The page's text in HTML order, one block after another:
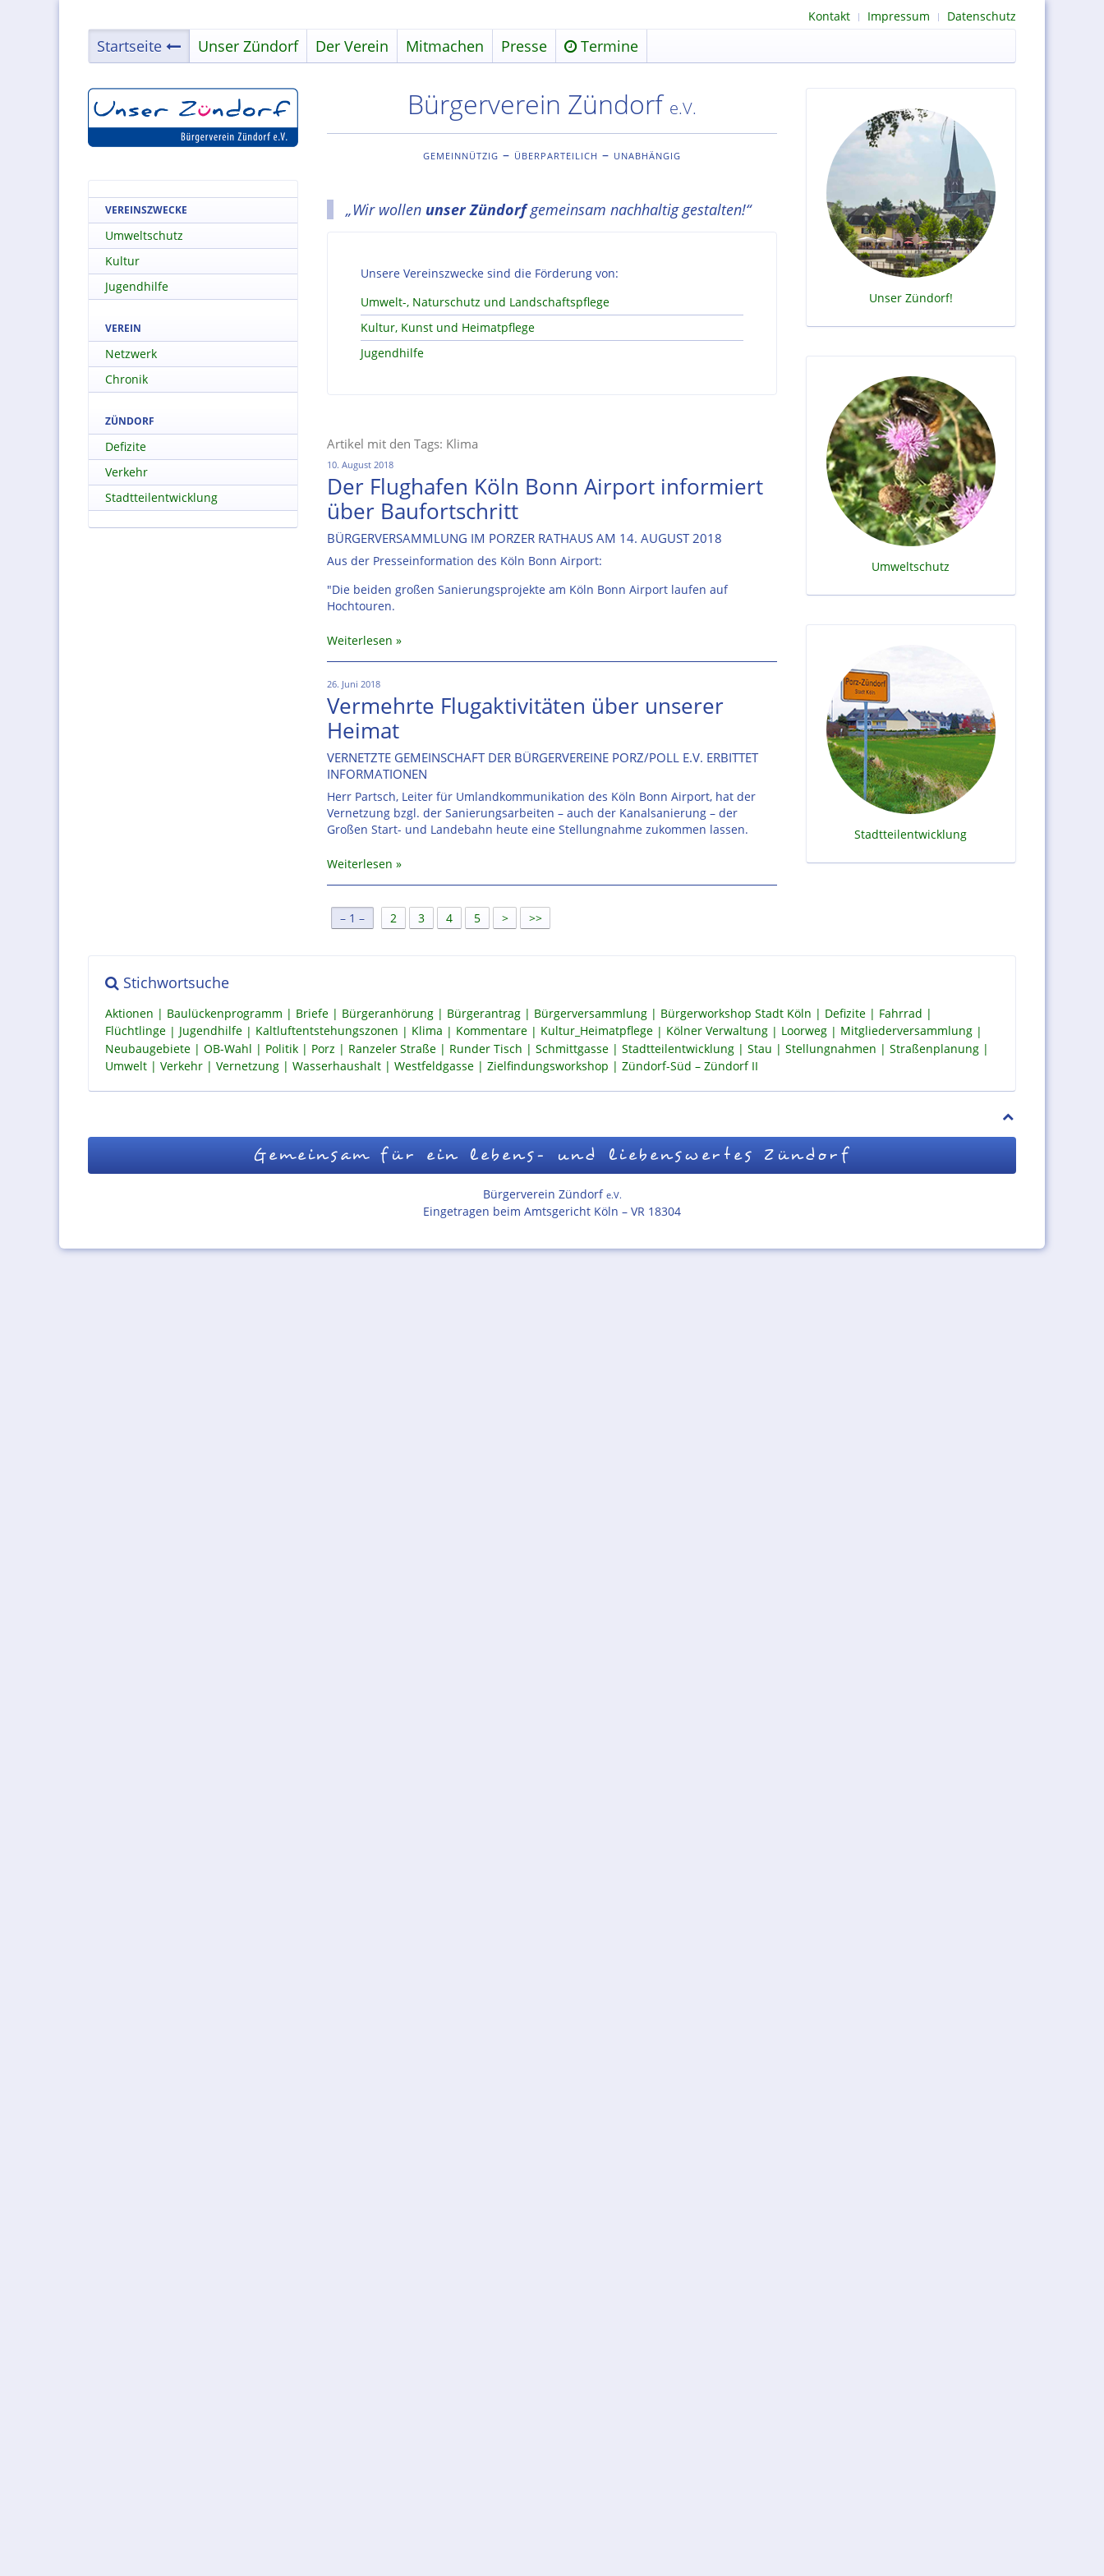
Kontakt Impressum Datenschutz
Startseite Unser Zündorf Der Verein Mitmachen Presse Termine
Bürgerverein Zündorf e.V.
gemeinnützig – überparteilich – unabhängig
„Wir wollen unser Zündorfgemeinsam nachhaltig gestalten!“
Unsere Vereinszwecke sind die Förderung von:
Umwelt-, Naturschutz und Landschaftspflege
Kultur, Kunst und Heimatpflege
Jugendhilfe
Artikel mit den Tags: Klima
10. August 2018
Der Flughafen Köln Bonn Airport informiert
über Baufortschritt
BÜRGERVERSAMMLUNG IM PORZER RATHAUS AM 14. AUGUST 2018
Aus der Presseinformation des Köln Bonn Airport:
"Die beiden großen Sanierungsprojekte am Köln Bonn Airport laufen auf
Hochtouren.
Weiterlesen
26. Juni 2018
Vermehrte Flugaktivitäten über unserer
Heimat
VERNETZTE GEMEINSCHAFT DER BÜRGERVEREINE PORZ/POLL E.V. ERBITTET
INFORMATIONEN
Herr Partsch, Leiter für Umlandkommunikation des Köln Bonn Airport, hat der
Vernetzung bzgl. der Sanierungsarbeiten – auch der Kanalsanierung – der
Großen Start- und Landebahn heute eine Stellungnahme zukommen lassen.
Weiterlesen
1 2 3 4 5 > >>
VEREINSZWECKE
Umweltschutz
Kultur
Jugendhilfe
VEREIN
Netzwerk
Chronik
ZÜNDORF
Defizite
Verkehr
Stadtteilentwicklung
Unser Zündorf!
Umweltschutz
Stadtteilentwicklung
Stichwortsuche
Aktionen Baulückenprogramm Briefe Bürgeranhörung Bürgerantrag Bürgerversammlung Bürgerworkshop Stadt Köln Defizite
Fahrrad
Flüchtlinge
Jugendhilfe Kaltluftentstehungszonen Klima Kommentare Kultur_Heimatpflege Kölner Verwaltung Loorweg
Mitgliederversammlung
Neubaugebiete
OB-Wahl Politik Porz Ranzeler Straße Runder Tisch Schmittgasse Stadtteilentwicklung Stau Stellungnahmen
Straßenplanung
Umwelt
Verkehr Vernetzung Wasserhaushalt Westfeldgasse Zielfindungsworkshop Zündorf-Süd – Zündorf II
Gemeinsam für ein lebens- und liebenswertes Zündorf
Bürgerverein Zündorf e.V.
Eingetragen beim Amtsgericht Köln – VR 18304